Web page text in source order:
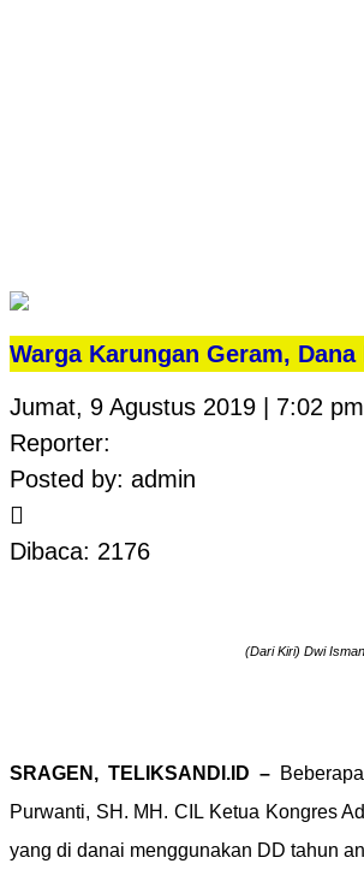
Warga Karungan Geram,
Jumat, 9 Agustus 2019 | 7:02 pm
Reporter:
Posted by: admin
Dibaca: 2176
(Dari Kiri) Dwi
SRAGEN, TELIKSANDI.ID –Beberapa
Purwanti, SH. MH. CIL Ketua Kongres
yang di danai menggunakan DD tahun